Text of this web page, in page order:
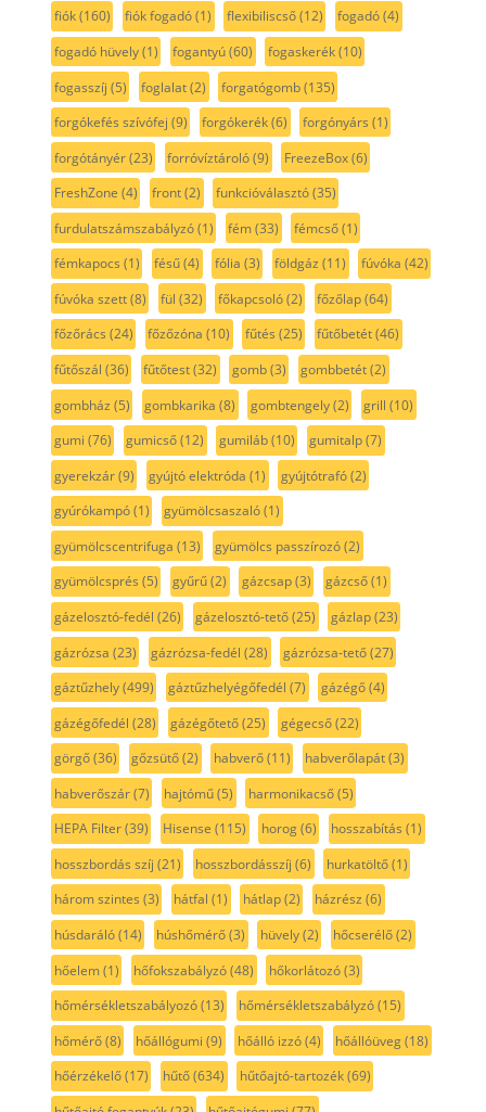
fiók(160) fiók fogadó(1) flexibiliscső(12) fogadó(4)
fogadó hüvely(1) fogantyú(60) fogaskerék(10)
fogasszíj (5) foglalat(2) forgatógomb(135)
forgókefés szívófej (9) forgókerék(6) forgónyárs (1)
forgótányér(23) forróvíztároló(9) FreezeBox(6)
FreshZone (4) front(2) funkcióválasztó(35)
furdulatszámszabályzó(1) fém(33) fémcső(1)
fémkapocs (1) fésű(4) fólia (3) földgáz (11) fúvóka (42)
fúvóka szett(8) fül (32) főkapcsoló(2) főzőlap(64)
főzőrács (24) főzőzóna (10) fűtés (25) fűtőbetét(46)
fűtőszál (36) fűtőtest(32) gomb(3) gombbetét(2)
gombház (5) gombkarika (8) gombtengely(2) grill (10)
gumi (76) gumicső(12) gumiláb(10) gumitalp(7)
gyerekzár(9) gyújtó elektróda (1) gyújtótrafó(2)
gyúrókampó(1) gyümölcsaszaló(1)
gyümölcscentrifuga (13) gyümölcs passzírozó(2)
gyümölcsprés (5) gyűrű(2) gázcsap(3) gázcső(1)
gázelosztó-fedél (26) gázelosztó-tető(25) gázlap(23)
gázrózsa (23) gázrózsa-fedél (28) gázrózsa-tető(27)
gáztűzhely(499) gáztűzhelyégőfedél (7) gázégő(4)
gázégőfedél (28) gázégőtető(25) gégecső(22)
görgő(36) gőzsütő(2) habverő(11) habverőlapát(3)
habverőszár(7) hajtómű(5) harmonikacső(5)
HEPA Filter(39) Hisense (115) horog(6) hosszabítás (1)
hosszbordás szíj (21) hosszbordásszíj (6) hurkatöltő(1)
három szintes (3) hátfal (1) hátlap(2) házrész (6)
húsdaráló(14) húshőmérő(3) hüvely(2) hőcserélő(2)
hőelem(1) hőfokszabályzó(48) hőkorlátozó(3)
hőmérsékletszabályozó(13) hőmérsékletszabályzó(15)
hőmérő(8) hőállógumi (9) hőálló izzó(4) hőállóüveg(18)
hőérzékelő(17) hűtő(634) hűtőajtó-tartozék(69)